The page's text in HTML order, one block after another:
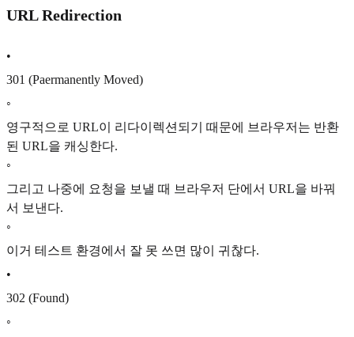
URL Redirection
•
301 (Paermanently Moved)
◦
영구적으로 URL이 리다이렉션되기 때문에 브라우저는 반환
된 URL을 캐싱한다.
◦
그리고 나중에 요청을 보낼 때 브라우저 단에서 URL을 바꿔
서 보낸다.
◦
이거 테스트 환경에서 잘 못 쓰면 많이 귀찮다.
•
302 (Found)
◦